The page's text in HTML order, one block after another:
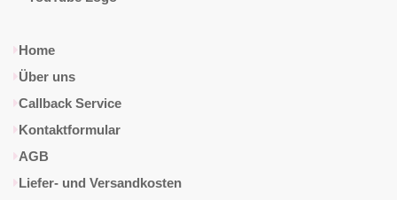
Home
Über uns
Callback Service
Kontaktformular
AGB
Liefer- und Versandkosten